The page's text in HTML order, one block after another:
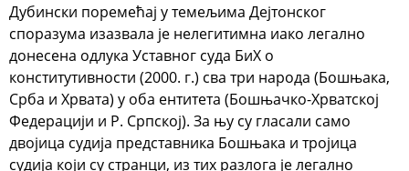
Дубински поремећај у темељима Дејтонског
споразума изазвала је нелегитимна иако легално
донесена одлука Уставног суда БиХ о
конститутивности (2000. г.) сва три народа (Бошњака,
Срба и Хрвата) у оба ентитета (Бошњачко-Хрватској
Федерацији и Р. Српској). За њу су гласали само
двојица судија представника Бошњака и тројица
судија који су странци, из тих разлога је легално